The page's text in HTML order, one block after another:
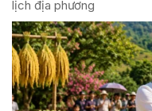
lịch địa phương